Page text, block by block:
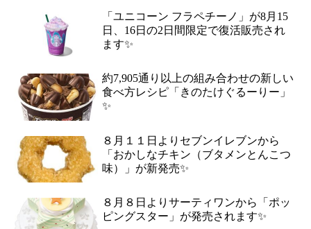
「ユニコーン フラペチーノ」が8月15
日、16日の2日間限定で復活販売され
ます✨
約7,905通り以上の組み合わせの新しい
食べ方レシピ「きのたけぐるーりー」
✨
８月１１日よりセブンイレブンから
「おかしなチキン（ブタメンとんこつ
味）」が新発売✨
８月８日よりサーティワンから「ポッ
ピングスター」が発売されます✨